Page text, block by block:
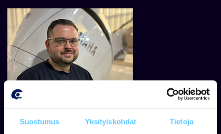
Suostumus Yksityiskohdat Tietoja